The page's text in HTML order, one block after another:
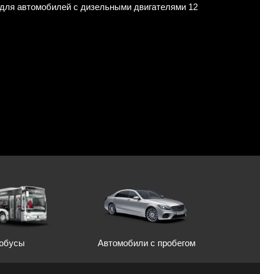
автомобилей с дизельными двигателями 12
Автомобили с пробегом